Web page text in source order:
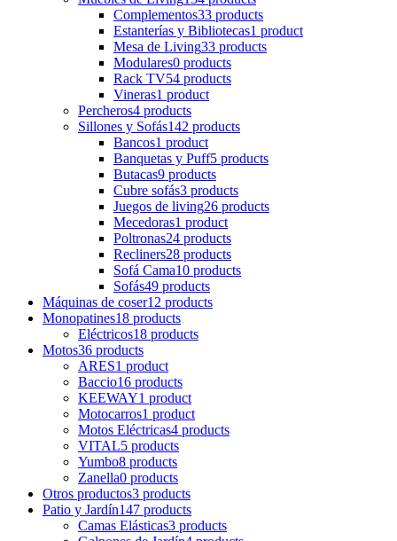
Complementos33 products
Estanterías y Bibliotecas1 product
Mesa de Living33 products
Modulares0 products
Rack TV54 products
Vineras1 product
Percheros4 products
Sillones y Sofás142 products
Bancos1 product
Banquetas y Puff5 products
Butacas9 products
Cubre sofás3 products
Juegos de living26 products
Mecedoras1 product
Poltronas24 products
Recliners28 products
Sofá Cama10 products
Sofás49 products
Máquinas de coser12 products
Monopatines18 products
Eléctricos18 products
Motos36 products
ARES1 product
Baccio16 products
KEEWAY1 product
Motocarros1 product
Motos Eléctricas4 products
VITAL5 products
Yumbo8 products
Zanella0 products
Otros productos3 products
Patio y Jardín147 products
Camas Elásticas3 products